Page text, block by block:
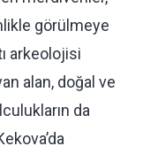
görülmeye
arkeolojisi
alan, doğal ve
da